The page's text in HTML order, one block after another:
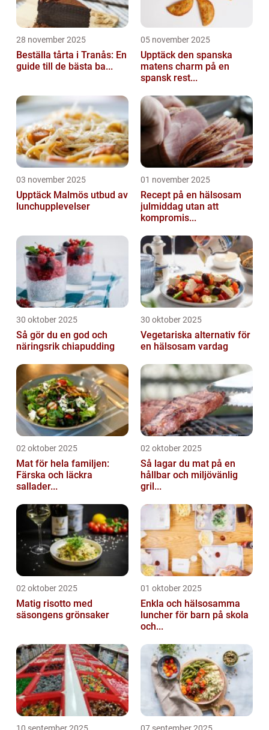
28 november 2025
Beställa tårta i Tranås: En
guide till de bästa ba...
05 november 2025
Upptäck den spanska
matens charm på en
spansk rest...
03 november 2025
Upptäck Malmös utbud av
lunchupplevelser
01 november 2025
Recept på en hälsosam
julmiddag utan att
kompromis...
30 oktober 2025
Så gör du en god och
näringsrik chiapudding
30 oktober 2025
Vegetariska alternativ för
en hälsosam vardag
02 oktober 2025
Mat för hela familjen:
Färska och läckra
sallader...
02 oktober 2025
Så lagar du mat på en
hållbar och miljövänlig
gril...
02 oktober 2025
Matig risotto med
säsongens grönsaker
01 oktober 2025
Enkla och hälsosamma
luncher för barn på skola
och...
10 september 2025 07 september 2025